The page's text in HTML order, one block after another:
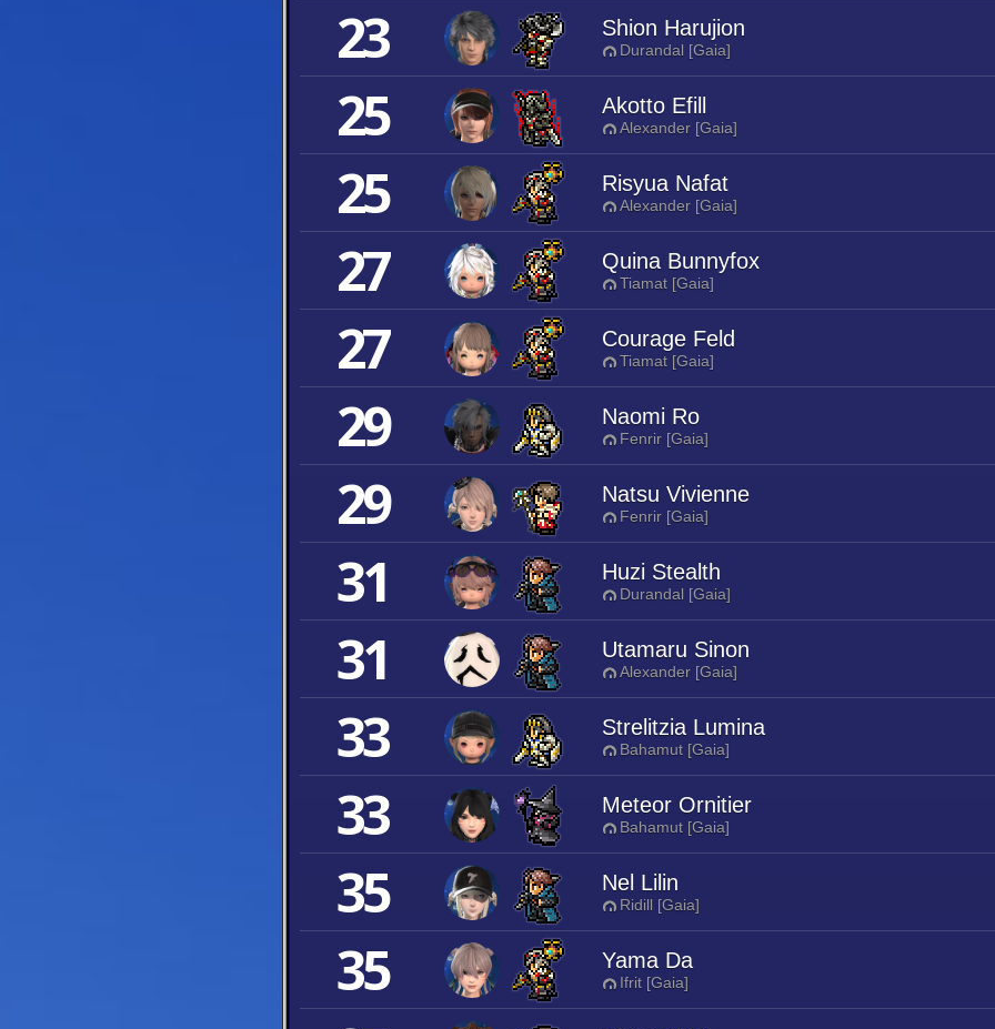
23 Shion Harujion
Durandal [Gaia]
25 Akotto Efill
Alexander [Gaia]
25 Risyua Nafat
Alexander [Gaia]
27 Quina Bunnyfox
Tiamat [Gaia]
27 Courage Feld
Tiamat [Gaia]
29 Naomi Ro
Fenrir [Gaia]
29 Natsu Vivienne
Fenrir [Gaia]
31 Huzi Stealth
Durandal [Gaia]
31 Utamaru Sinon
Alexander [Gaia]
33 Strelitzia Lumina
Bahamut [Gaia]
33 Meteor Ornitier
Bahamut [Gaia]
35 Nel Lilin
Ridill [Gaia]
35 Yama Da
Ifrit [Gaia]